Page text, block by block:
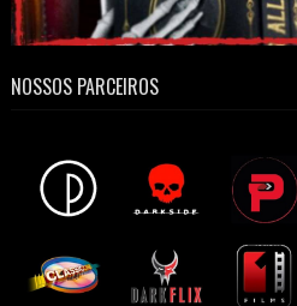
NOSSOS PARCEIROS